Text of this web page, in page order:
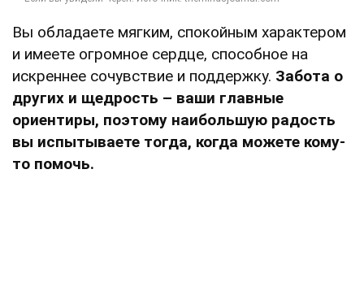
Вы обладаете мягким, спокойным характером
и имеете огромное сердце, способное на
искреннее сочувствие и поддержку. Забота о
других и щедрость – ваши главные
ориентиры, поэтому наибольшую радость
вы испытываете тогда, когда можете кому-
то помочь.